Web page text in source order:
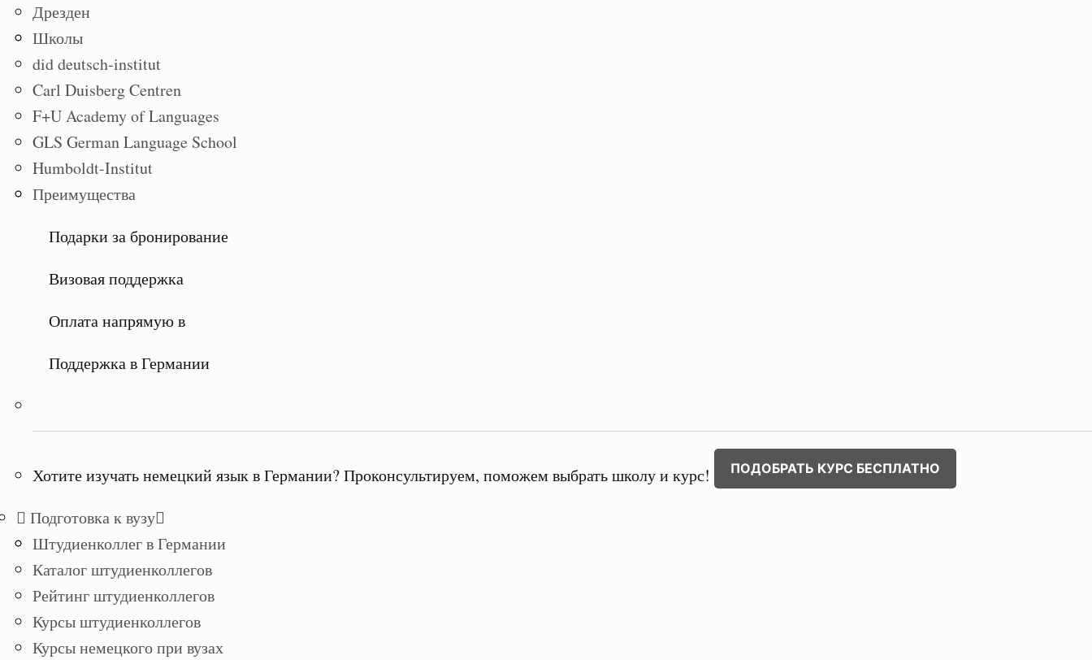
Дрезден
Школы
did deutsch-institut
Carl Duisberg Centren
F+U Academy of Languages
GLS German Language School
Humboldt-Institut
Преимущества
Подарки за бронирование
Визовая поддержка
Оплата напрямую в
Поддержка в Германии
Хотите изучать немецкий язык в Германии? Проконсультируем, поможем выбрать школу и курс! ПОДОБРАТЬ КУРС БЕСПЛАТНО
Подготовка к вузу
Штудиенколлег в Германии
Каталог штудиенколлегов
Рейтинг штудиенколлегов
Курсы штудиенколлегов
Курсы немецкого при вузах